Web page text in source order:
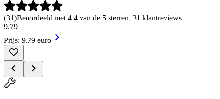
(31)Beoordeeld met 4.4 van de 5 sterren, 31 klantreviews
9.79
Prijs: 9.79 euro